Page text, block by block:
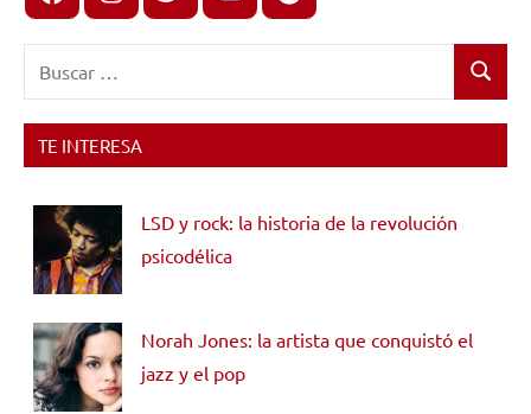
Buscar
TE INTERESA
LSD y rock: la historia de la revolución
psicodélica
Norah Jones: la artista que conquistó el
jazz y el pop